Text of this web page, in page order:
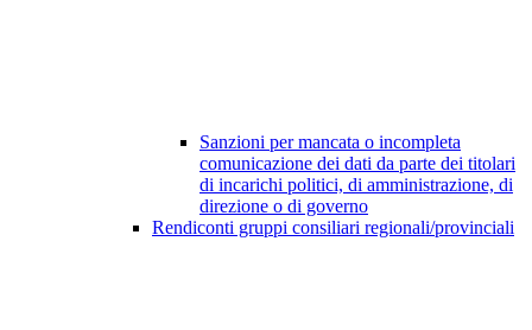
Sanzioni per mancata o incompleta
comunicazione dei dati da parte dei titolari
di incarichi politici, di amministrazione, di
direzione o di governo
Rendiconti gruppi consiliari regionali/provinciali